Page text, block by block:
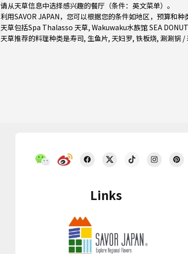
请从天草信息中选择感兴趣的餐厅（条件：英文菜单）。
利用SAVOR JAPAN，您可以根据您的条件如地区，预算和
天草包括Spa Thalasso 天草, Wakuwaku水族馆 SEA DONUT
天草推荐的料理种类是寿司, 生鱼片, 天妇罗, 铁板烧, 涮涮锅 /
Links